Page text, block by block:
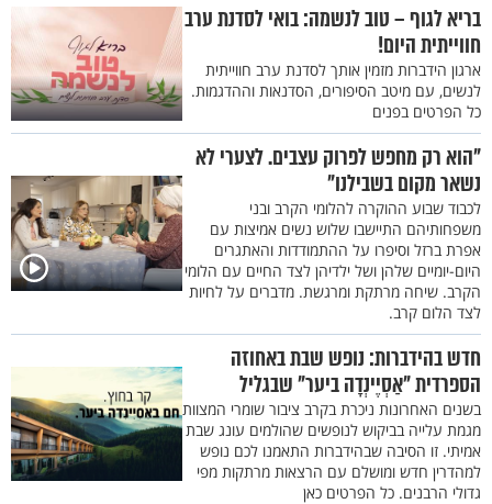
בריא לגוף – טוב לנשמה: בואי לסדנת ערב
חווייתית היום!
ארגון הידברות מזמין אותך לסדנת ערב חווייתית
לנשים, עם מיטב הסיפורים, הסדנאות וההדגמות.
כל הפרטים בפנים
"הוא רק מחפש לפרוק עצבים. לצערי לא
נשאר מקום בשבילנו"
לכבוד שבוע ההוקרה להלומי הקרב ובני
משפחותיהם התיישבו שלוש נשים אמיצות עם
אפרת ברזל וסיפרו על ההתמודדות והאתגרים
היום-יומיים שלהן ושל ילדיהן לצד החיים עם הלומי
הקרב. שיחה מרתקת ומרגשת. מדברים על לחיות
לצד הלום קרב.
חדש בהידברות: נופש שבת באחוזה
הספרדית "אַסְיֶינְדָה ביער" שבגליל
בשנים האחרונות ניכרת בקרב ציבור שומרי המצוות
מגמת עלייה בביקוש לנופשים שהולמים עונג שבת
אמיתי. זו הסיבה שבהידברות התאמנו לכם נופש
למהדרין חדש ומושלם עם הרצאות מרתקות מפי
גדולי הרבנים. כל הפרטים כאן